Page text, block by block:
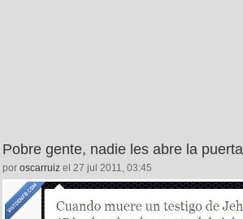
Pobre gente, nadie les abre la puerta
por oscarruiz el 27 jul 2011, 03:45